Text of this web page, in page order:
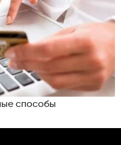
способы